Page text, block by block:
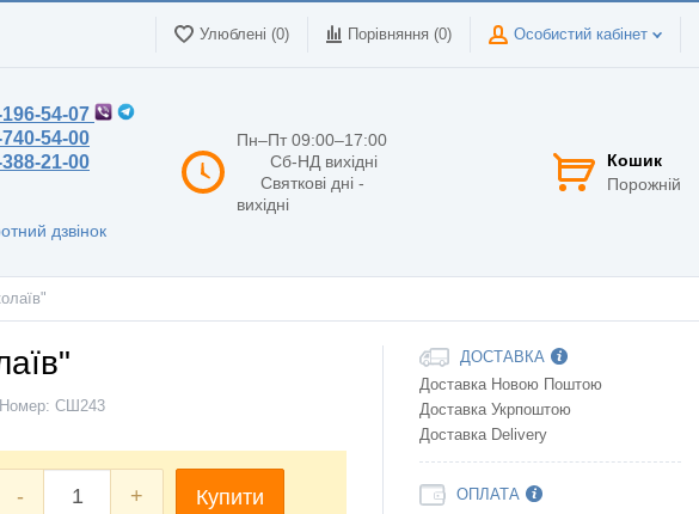
Улюблені (0) Порівняння (0) Особистий кабінет
54-07
54-00
21-00
дзвінок
Пн–Пт 09:00–17:00
Сб-НД вихідні
Святкові дні -
вихідні
Кошик
Порожній
Номер: СШ243
- + Купити
ДОСТАВКА
Доставка Новою Поштою
Доставка Укрпоштою
Доставка Delivery
ОПЛАТА